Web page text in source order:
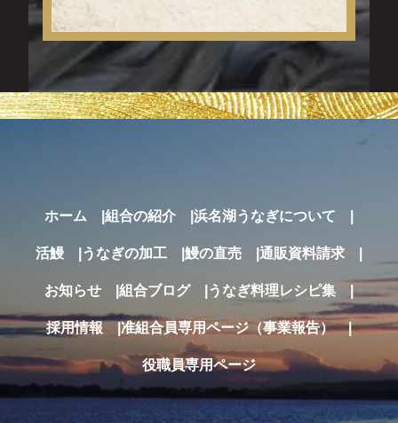
ホーム 組合の紹介 浜名湖うなぎについて
活鰻 うなぎの加工 鰻の直売 通販資料請求
お知らせ 組合ブログ うなぎ料理レシピ集
採用情報 准組合員専用ページ（事業報告）
役職員専用ページ